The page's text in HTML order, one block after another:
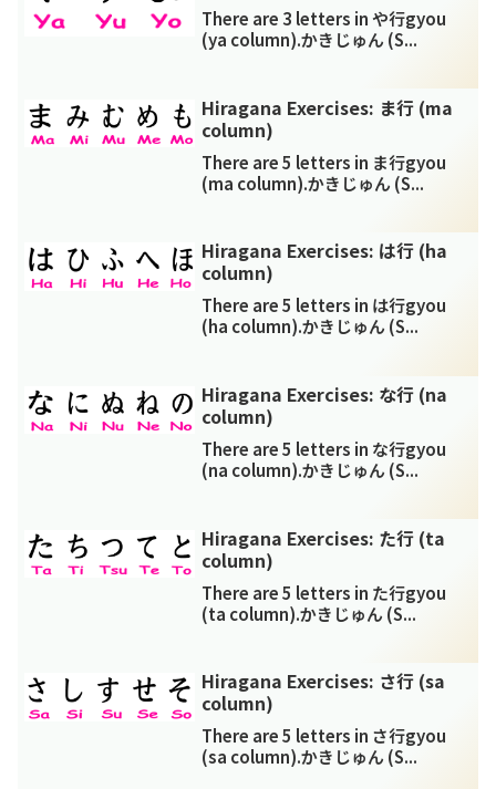
There are 3 letters in や行gyou
(ya column).かきじゅん (S...
Hiragana Exercises: ま行 (ma
column)
There are 5 letters in ま行gyou
(ma column).かきじゅん (S...
Hiragana Exercises: は行 (ha
column)
There are 5 letters in は行gyou
(ha column).かきじゅん (S...
Hiragana Exercises: な行 (na
column)
There are 5 letters in な行gyou
(na column).かきじゅん (S...
Hiragana Exercises: た行 (ta
column)
There are 5 letters in た行gyou
(ta column).かきじゅん (S...
Hiragana Exercises: さ行 (sa
column)
There are 5 letters in さ行gyou
(sa column).かきじゅん (S...